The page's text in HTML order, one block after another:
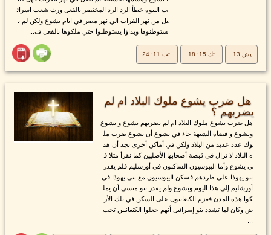
ت النبوه خطأ الرد الرد المختصر بالفعل ورث شعب اسرائ
يل من نهر الفرات الي نهر مصر في ايام يشوع ولكن لم ي
ستوطنوها وبداؤا يستوطنوا حتي ملكوها بالفعل ف...
يش 13 تك 15: 18 تث 11: 24
هل ضرب يشوع ملوك البلاد ام لم
يضربهم ؟
هل ضرب يشوع ملوك البلاد ام لم يضربهم يشوع و يشوع
ويشوع و قضاه الشبهة جاء في يشوع أن يشوع ضرب مل
وك عدد عديد من البلاد ولكن في أماكن أخرى نجد أن هذ
ه البلاد لا تزال في قبضة أصحابها الأصليين كما نقرأ مثلا ف
ي يشوع وأما اليبوسيون الساكنون في أورشليم فلم يقدر
بنو يهوذا على طردهم فسكن اليبوسيون مع بني يهوذا في
أورشليم إلى هذا اليوم ويشوع ولم يقدر بنو منسى أن يمل
كوا هذه المدن فعزم الكنعانيون على السكن في تلك الأر
ض وكان لما تشدد بنو إسرائيل أنهم جعلوا الكنعانيين تحت